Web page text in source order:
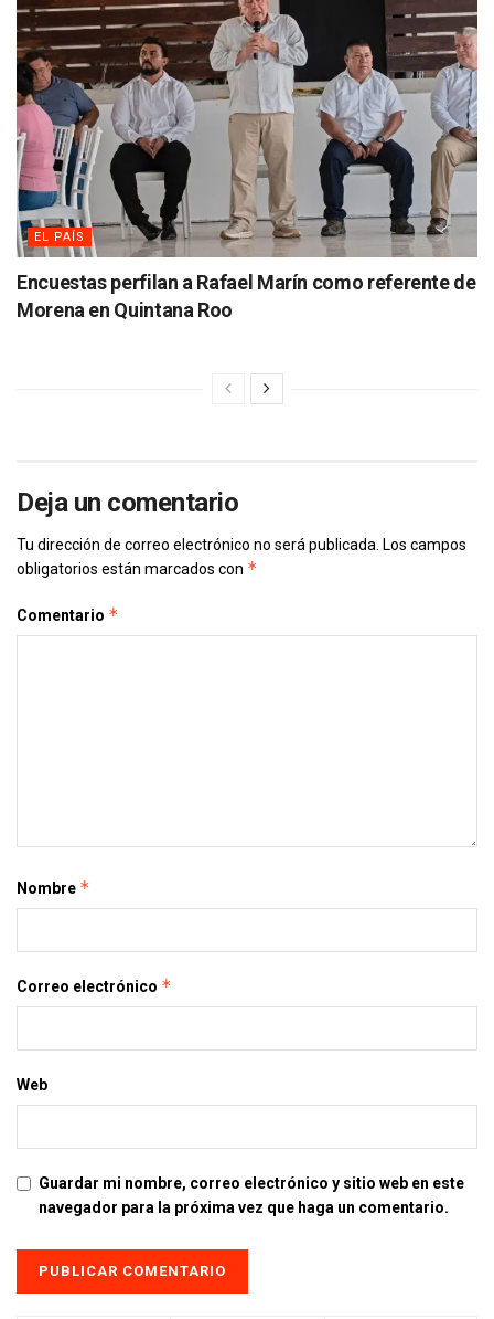
EL PAÍS
Encuestas perfilan a Rafael Marín como referente de
Morena en Quintana Roo
Deja un comentario
Tu dirección de correo electrónico no será publicada. Los campos
obligatorios están marcados con *
Comentario *
Nombre *
Correo electrónico *
Web
Guardar mi nombre, correo electrónico y sitio web en este
navegador para la próxima vez que haga un comentario.